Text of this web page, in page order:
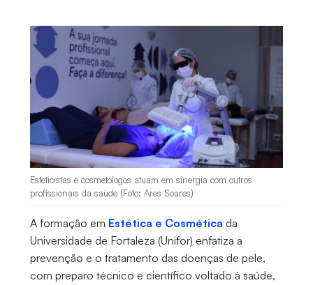
Esteticistas e cosmetólogos atuam em sinergia com outros
profissionais da saúde (Foto: Ares Soares)
A formação em Estética e Cosmética da
Universidade de Fortaleza (Unifor) enfatiza a
prevenção e o tratamento das doenças de pele,
com preparo técnico e científico voltado à saúde,